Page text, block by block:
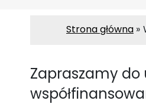
Strona główna
Zapraszamy do